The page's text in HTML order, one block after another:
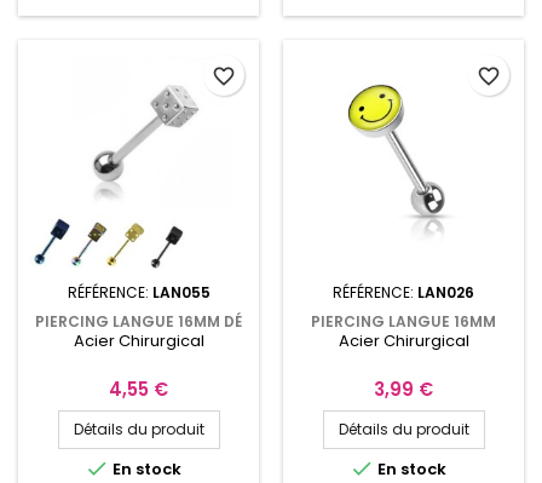
RÉFÉRENCE: LAN055
PIERCING LANGUE 16MM DÉ
À JOUER
Acier Chirurgical
Prix
4,55 €
Détails du produit
 En stock
favorite_border
RÉFÉRENCE: LAN026
PIERCING LANGUE 16MM
LOGO SMILEY ACIER
Acier Chirurgical
Prix
3,99 €
Détails du produit
 En stock
favorite_border